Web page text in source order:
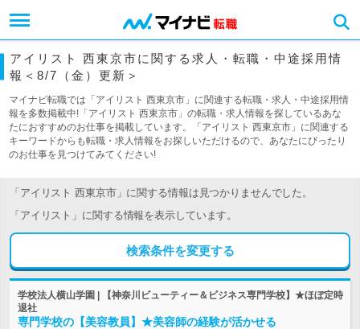
アイリスト 西東京市に関する求人・転職・中途採用情
報＜8/7（金）更新＞
マイナビ転職では「アイリスト 西東京市」に関連する転職・求人・中途採用情
報を多数掲載中!「アイリスト 西東京市」の転職・求人情報を探しているあな
たにおすすめのお仕事を掲載しています。「アイリスト 西東京市」に関連する
キーワードからも転職・求人情報をお探しいただけるので、あなたにぴったり
のお仕事を見つけてみてください!
「アイリスト 西東京市」に関する情報は見つかりませんでした。
「アイリスト」に関する情報を表示しています。
検索条件を変更する
学校法人横山学園 | 【神奈川ビューティー＆ビジネス専門学校】★ほぼ定時
退社
専門学校の【美容教員】★美容師の経験が活かせる